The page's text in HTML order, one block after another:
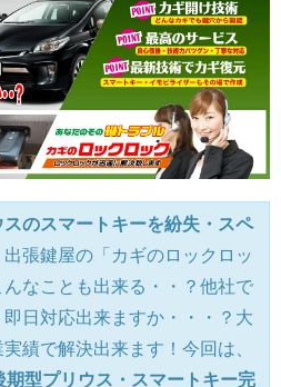
スのスマートキーを紛失・スペ
出張鍵屋の「カギのロックロッ
なことも出来る・・？他社で
日対応出来ますか・・・？大
績で解決出来ます！今回は、
期型プリウス・スマートキー完